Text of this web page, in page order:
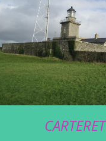
CARTERET